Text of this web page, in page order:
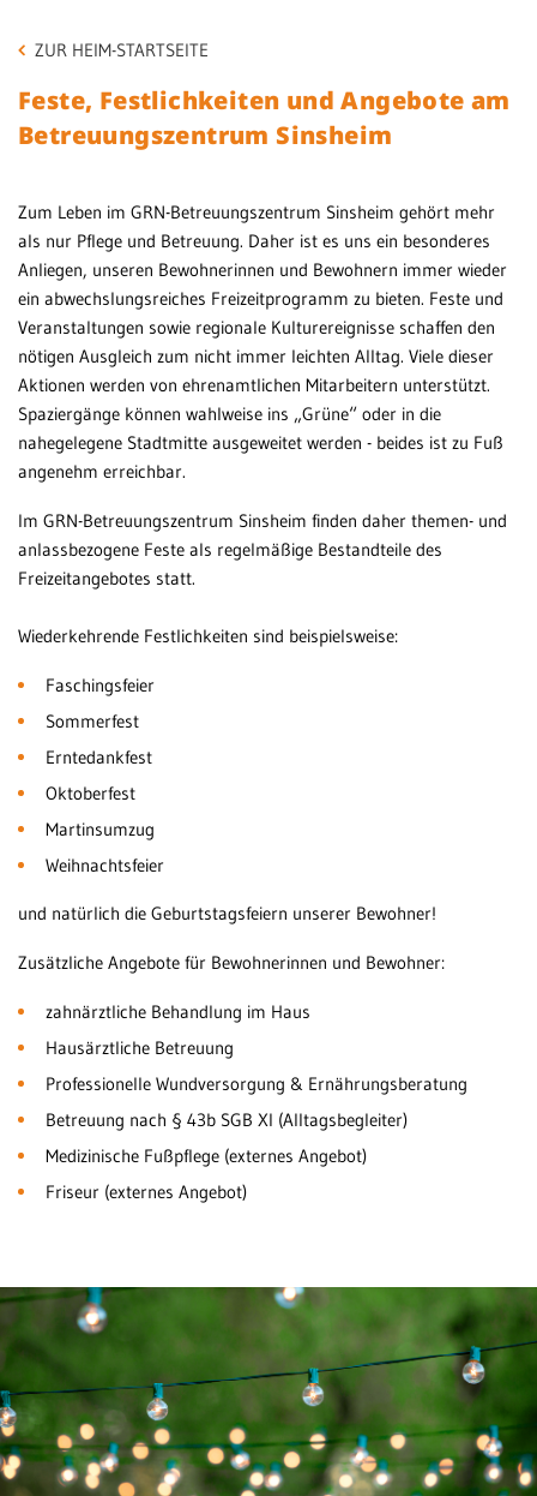
Patientenportal
Karriere
Barrierefreiheit
STANDORTE
Eberbach
Schwetzingen
Sinsheim
Weinheim
ZUR HEIM-STARTSEITE
Feste, Festlichkeiten und Angebote am
Betreuungszentrum Sinsheim
Zum Leben im GRN-Betreuungszentrum Sinsheim gehört mehr
als nur Pflege und Betreuung. Daher ist es uns ein besonderes
Anliegen, unseren Bewohnerinnen und Bewohnern immer wieder
ein abwechslungsreiches Freizeitprogramm zu bieten. Feste und
Veranstaltungen sowie regionale Kulturereignisse schaffen den
nötigen Ausgleich zum nicht immer leichten Alltag. Viele dieser
Aktionen werden von ehrenamtlichen Mitarbeitern unterstützt.
Spaziergänge können wahlweise ins „Grüne“ oder in die
nahegelegene Stadtmitte ausgeweitet werden - beides ist zu Fuß
angenehm erreichbar.
Im GRN-Betreuungszentrum Sinsheim finden daher themen- und
anlassbezogene Feste als regelmäßige Bestandteile des
Freizeitangebotes statt.
Wiederkehrende Festlichkeiten sind beispielsweise:
Faschingsfeier
Sommerfest
Erntedankfest
Oktoberfest
Martinsumzug
Weihnachtsfeier
und natürlich die Geburtstagsfeiern unserer Bewohner!
Zusätzliche Angebote für Bewohnerinnen und Bewohner:
zahnärztliche Behandlung im Haus
Hausärztliche Betreuung
Professionelle Wundversorgung & Ernährungsberatung
Betreuung nach § 43b SGB XI (Alltagsbegleiter)
Medizinische Fußpflege (externes Angebot)
Friseur (externes Angebot)